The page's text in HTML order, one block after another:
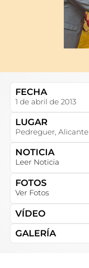
FECHA
1 de abril de 2013
LUGAR
Pedreguer, Alicante
NOTICIA
Leer Noticia
FOTOS
Ver Fotos
VÍDEO
GALERÍA